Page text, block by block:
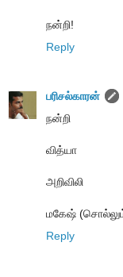
நன்றி!
Reply
பரிசல்காரன்
நன்றி
வித்யா
அறிவிலி
மகேஷ்
Reply